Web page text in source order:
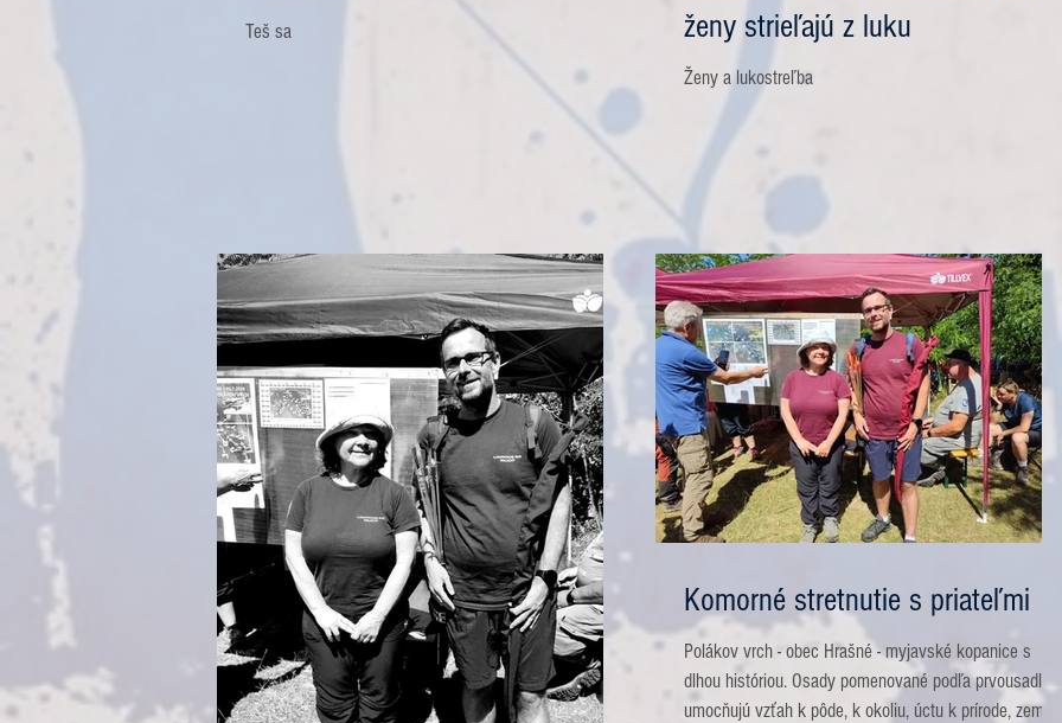
Teš sa
ženy strieľajú z luku
Ženy a lukostreľba
Komorné stretnutie s priateľmi
Polákov vrch - obec Hrašné - myjavské kopanice s
dlhou históriou. Osady pomenované podľa
umocňujú vzťah k pôde, k okoliu, úctu k prírode, zemi,